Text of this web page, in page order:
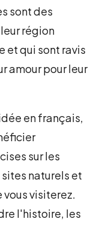
sont des
région
et qui sont ravis
amour pour leur
en français,
sur les
naturels et
visiterez.
l'histoire, les